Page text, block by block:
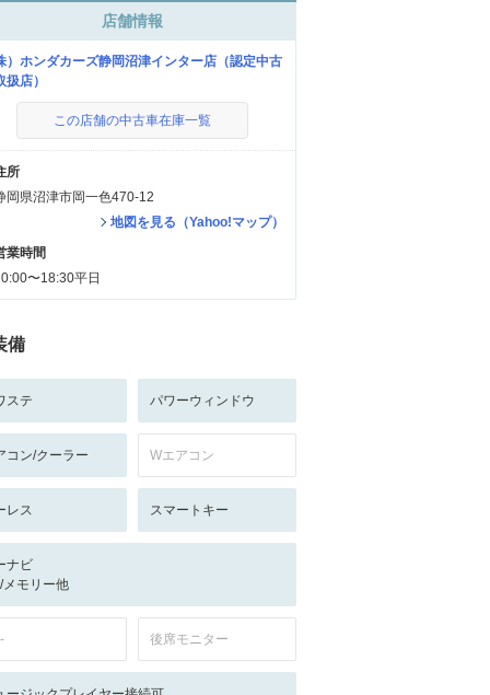
店舗情報
）ホンダカーズ静岡沼津インター店（認定中古
扱店）
この店舗の中古車在庫一覧
所
岡県沼津市岡一色470-12
地図を見る（Yahoo!マップ）
業時間
〜18:30平日
備
ステ パワーウィンドウ
コン/クーラー Wエアコン
レス スマートキー
ナビ
メモリー他
後席モニター